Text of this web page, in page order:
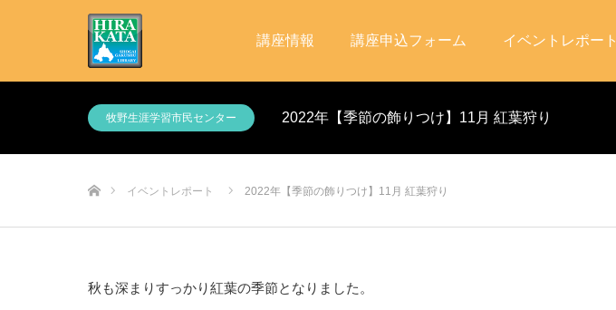
講座情報 講座申込フォーム イベントレポート
牧野生涯学習市民センター 2022年【季節の飾りつけ】11月 紅葉狩り
イベントレポート 2022年【季節の飾りつけ】11月 紅葉狩り
秋も深まりすっかり紅葉の季節となりました。